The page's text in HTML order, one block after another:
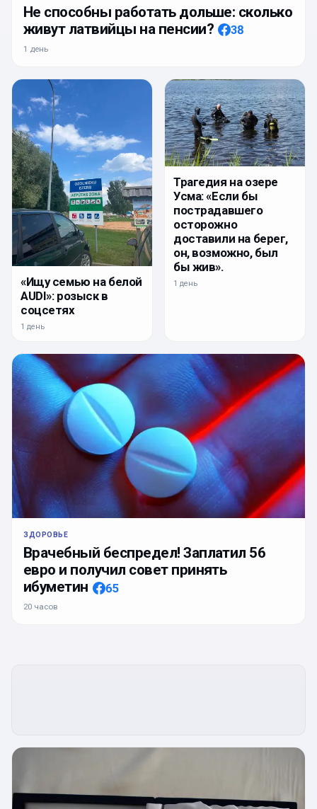
Не способны работать дольше: сколько
живут латвийцы на пенсии?
38
1 день
«Ищу семью на белой
AUDI»: розыск в
соцсетях
1 день
Трагедия на озере
Усма: «Если бы
пострадавшего
осторожно
доставили на берег,
он, возможно, был
бы жив».
1 день
ЗДОРОВЬЕ
Врачебный беспредел! Заплатил 56
евро и получил совет принять
ибуметин
65
20 часов